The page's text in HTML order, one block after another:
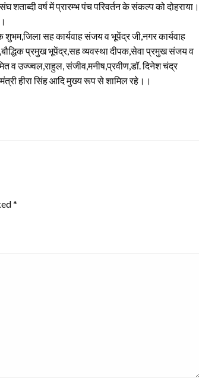
शताब्दी वर्ष में प्रारम्भ पंच परिवर्तन के संकल्प को दोहराया।
सह कार्यवाह संजय व भूपेंद्र जी,नगर कार्यवाह
प्रमुख भूपेंद्र,सह व्यवस्था दीपक,सेवा प्रमुख संजय व
व उज्ज्वल,राहुल, संजीव,मनीष,प्रवीण,डॉ. दिनेश चंद्र
हीरा सिंह आदि मुख्य रूप से शामिल रहे।।
*